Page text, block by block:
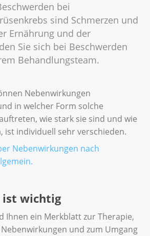
bei
sind Schmerzen und
Ernährung und der
Sie sich bei Beschwerden
Behandlungsteam.
Nebenwirkungen
in welcher Form solche
wie stark sie sind und wie
ist individuell sehr verschieden.
Nebenwirkungen nach
wichtig
Ihnen ein Merkblatt zur Therapie,
und zum Umgang